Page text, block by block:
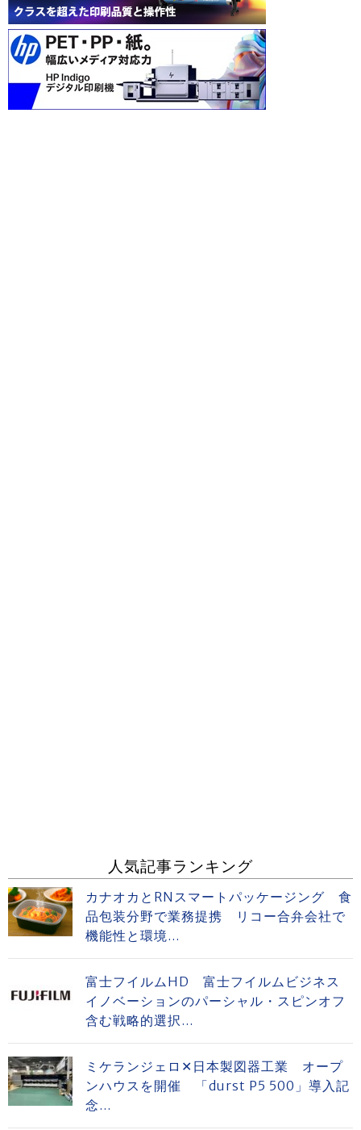
人気記事ランキング
カナオカとRNスマートパッケージング 食
品包装分野で業務提携 リコー合弁会社で
機能性と環境...
富士フイルムHD 富士フイルムビジネス
イノベーションのパーシャル・スピンオフ
含む戦略的選択...
ミケランジェロ✕日本製図器工業 オープ
ンハウスを開催 「durst P5 500」導入記
念...